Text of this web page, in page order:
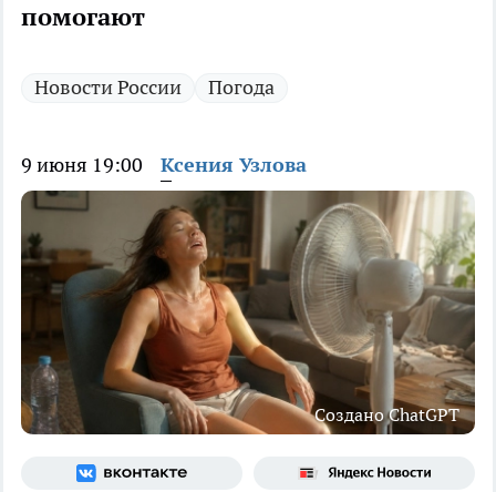
помогают
Новости России Погода
9 июня 19:00 Ксения Узлова
Создано ChatGPT